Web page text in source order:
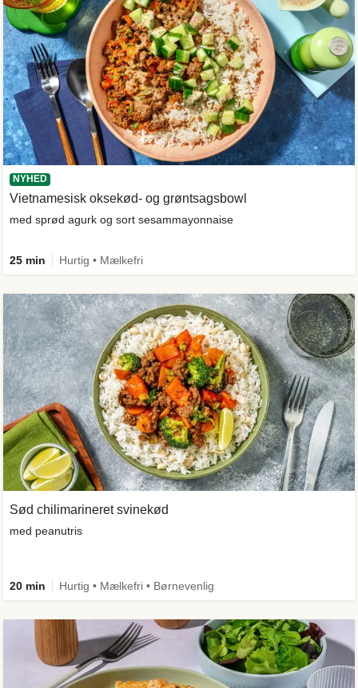
NYHED
Vietnamesisk oksekød- og grøntsagsbowl
med sprød agurk og sort sesammayonnaise
25 min Hurtig • Mælkefri
Sød chilimarineret svinekød
med peanutris
20 min Hurtig • Mælkefri • Børnevenlig